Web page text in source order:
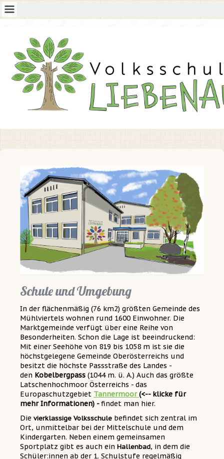
Schule und Umgebung
In der flächenmäßig (76 km2) größten Gemeinde des
Mühlviertels wohnen rund 1600 Einwohner. Die
Marktgemeinde verfügt über eine Reihe von
Besonderheiten. Schon die Lage ist beeindruckend:
Mit einer Seehöhe von 819 bis 1058 m ist sie die
höchstgelegene Gemeinde Oberösterreichs und
besitzt die höchste Passstraße des Landes -
den Kobelbergpass (1044 m. ü. A.) Auch das größte
Latschenhochmoor Österreichs - das
Europaschutzgebiet Tannermoor(<-- klicke für
mehr Informationen) -findet man hier.
Die vierklassige Volksschule befindet sich zentral im
Ort, unmittelbar bei der Mittelschule und dem
Kindergarten. Neben einem gemeinsamen
Sportplatz gibt es auch ein Hallenbad, in dem die
Schüler:innen ab der 1. Schulstufe regelmäßig